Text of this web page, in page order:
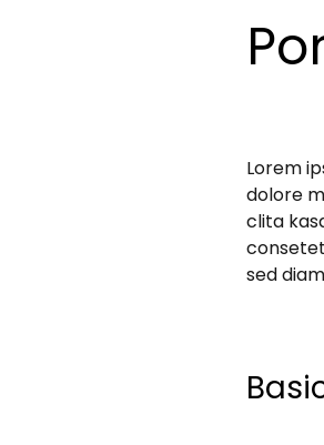
Lorem
dolore
clita
sed